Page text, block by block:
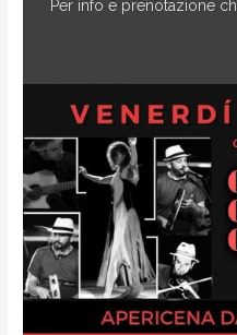
Per info e prenotazione